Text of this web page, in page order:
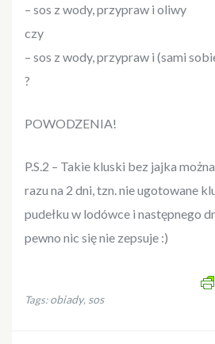
– sos z wody, przypraw i oliwy
czy
– sos z wody, przypraw i (sami
?
POWODZENIA!
P.S.2 – Takie kluski bez jajka
razu na 2 dni, tzn. nie ugotowane
pudełku w lodówce i następnego
pewno nic się nie zepsuje :)
Tags:obiady, sos